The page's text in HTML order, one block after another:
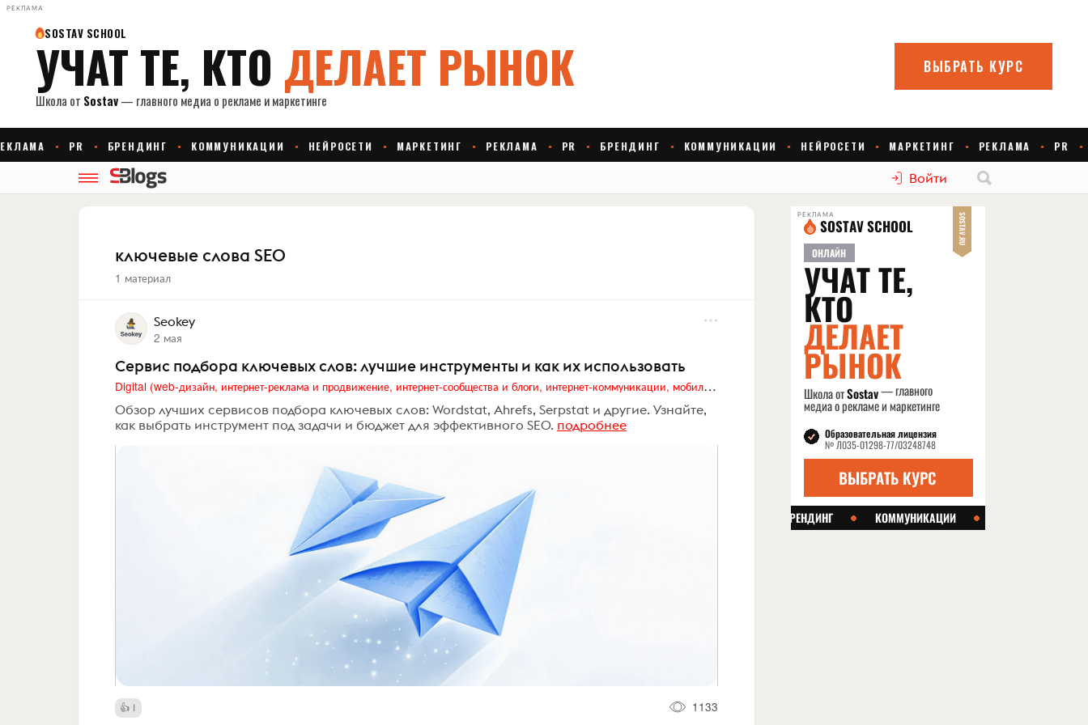
РЕКЛАМА
Войти
ключевые слова SEO
1 материал
Seokey
2 мая
Сервис подбора ключевых слов: лучшие инструменты и как их использовать
Digital (web-дизайн, интернет-реклама и продвижение, интернет-сообщества и блоги, интернет-коммуникации, мобильный маркетинг, реклама на цифровых экранах)
Обзор лучших сервисов подбора ключевых слов: Wordstat, Ahrefs, Serpstat и другие. Узнайте,
как выбрать инструмент под задачи и бюджет для эффективного SEO. подробнее
1 1133
РЕКЛАМА